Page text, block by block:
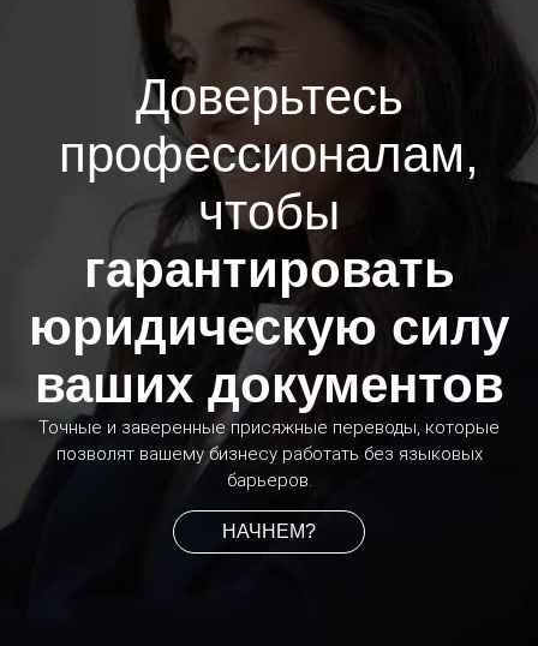
Доверьтесь
профессионалам,
чтобы
гарантировать
юридическую силу
ваших документов
Точные и заверенные присяжные переводы, которые
позволят вашему бизнесу работать без языковых
барьеров.
НАЧНЕМ?